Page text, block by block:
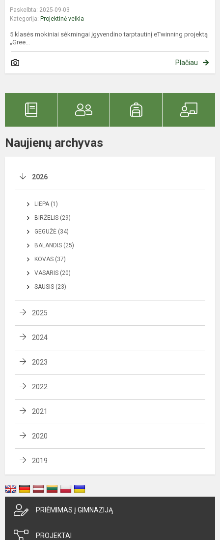
Paskelbta: 2025-09-03
Kategorija: Projektinė veikla
5 klasės mokiniai sėkmingai įgyvendino tarptautinį eTwinning projektą
„Gree...
Plačiau
Naujienų archyvas
2026
LIEPA (1)
BIRŽELIS (29)
GEGUŽĖ (34)
BALANDIS (25)
KOVAS (37)
VASARIS (20)
SAUSIS (23)
2025
2024
2023
2022
2021
2020
2019
PRIĖMIMAS Į GIMNAZIJĄ
PROJEKTAI